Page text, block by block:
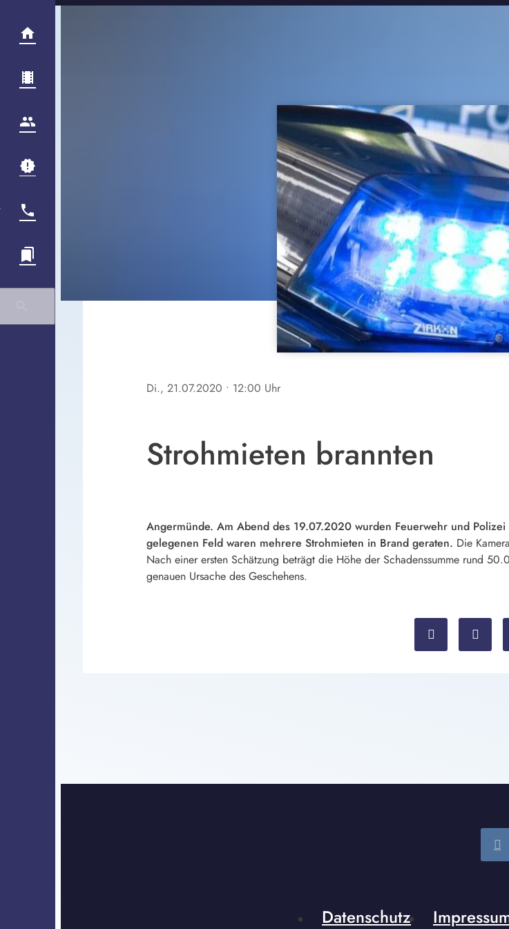
Di., 21.07.2020 • 12:00 Uhr
Strohmieten brannten
Angermünde. Am Abend des 19.07.2020 wurden Feuerwehr und
gelegenen Feld waren mehrere Strohmieten in Brand geraten. Die
Nach einer ersten Schätzung beträgt die Höhe der Schadenssumme rund
genauen Ursache des Geschehens.
Datenschutz